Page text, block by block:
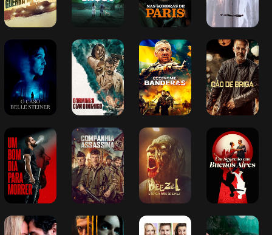
O Caso Belle
Steiner
Dormindo Com
o Inimigo
Codinome:
Banderas
Cão de Briga
Um Bom Dia
Para Morrer
Companhia
Assassina
Beezel - A
Devoradora de
Almas
Um Segredo
em Buenos
Aires
Don Juan - O
Mestre da
Wildcat –
Prisioneira de
Doce Vida
Encontrando o
Amor em Oxford